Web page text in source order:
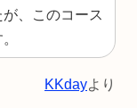
、このコース
KKdayより